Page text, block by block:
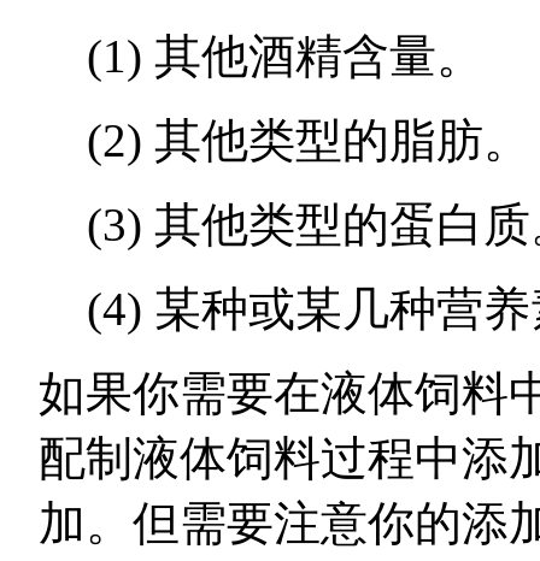
(1) 其他酒精含量。
(2) 其他类型的脂肪。
(3) 其他类型的蛋白质
(4) 某种或某几种营
如果你需要在液体饲料
配制液体饲料过程中添
加。但需要注意你的添